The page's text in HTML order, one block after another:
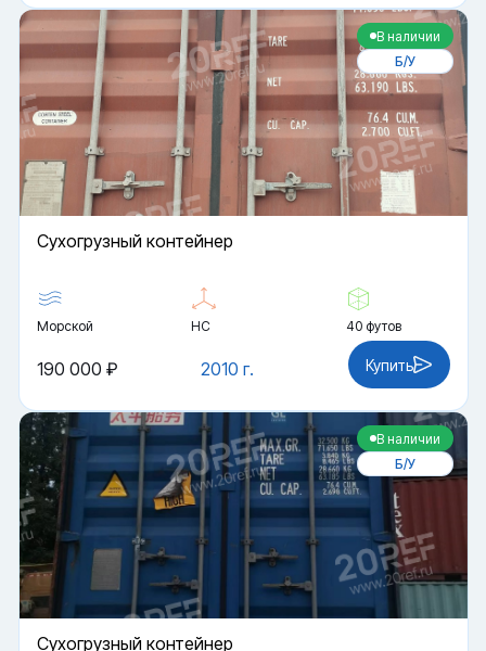
В наличии
Б/У
Cухогрузный контейнер
Морской HC 40 футов
2010 г.
190 000 ₽ Купить
В наличии
Б/У
Cухогрузный контейнер